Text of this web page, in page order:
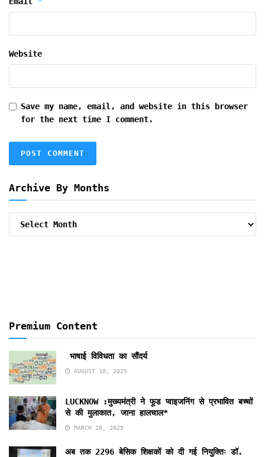
Website
Save my name, email, and website in this browser
for the next time I comment.
Archive By Months
Premium Content
भाषाई विविधता का सौंदर्य
AUGUST 10, 2025
LUCKNOW :मुख्यमंत्री ने फूड प्वाइजनिंग से प्रभावित बच्चों
से की मुलाकात, जाना हालचाल*
MARCH 28, 2025
अब तक 2296 बेसिक शिक्षकों को दी गई नियुक्तिः डॉ.